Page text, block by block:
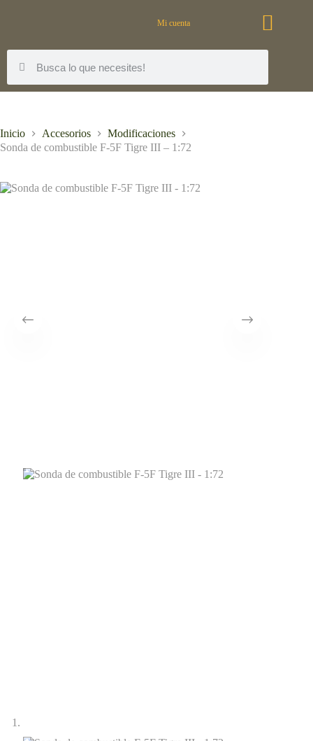
Mi cuenta
Inicio Accesorios
Modificaciones
Sonda de combustible F-5F Tigre III – 1:72